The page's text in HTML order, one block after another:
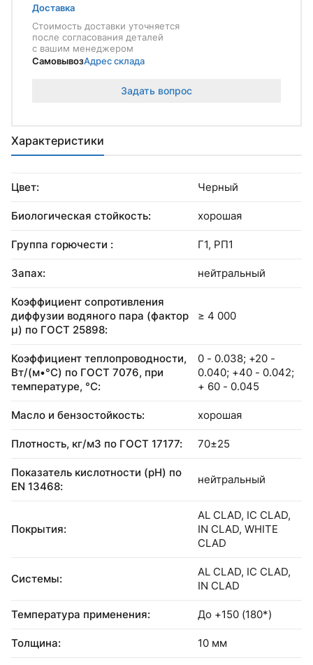
Характеристики
Цвет: Черный
Биологическая стойкость: хорошая
Группа горючести : Г1, РП1
Запах: нейтральный
Коэффициент сопротивления
диффузии водяного пара (фактор
μ) по ГОСТ 25898:
≥ 4 000
Коэффициент теплопроводности,
Вт/(м•°C) по ГОСТ 7076, при
температуре, °С:
0 - 0.038; +20 -
0.040; +40 - 0.042;
+ 60 - 0.045
Масло и бензостойкость: хорошая
Плотность, кг/м3 по ГОСТ 17177: 70±25
Показатель кислотности (pH) по
EN 13468:
нейтральный
Покрытия:
AL CLAD, IC CLAD,
IN CLAD, WHITE
CLAD
Системы:
AL CLAD, IC CLAD,
IN CLAD
Температура применения: До +150 (180*)
Толщина: 10 мм
Доставка
Стоимость доставки уточняется
после согласования деталей
с вашим менеджером
СамовывозАдрес склада
Задать вопрос